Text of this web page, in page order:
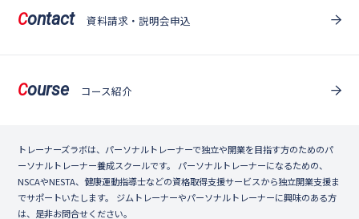
Contact 資料請求・説明会申込
Course コース紹介
トレーナーズラボは、パーソナルトレーナーで独立や開業を目指す方のためのパ
ーソナルトレーナー養成スクールです。 パーソナルトレーナーになるための、
NSCAやNESTA、健康運動指導士などの資格取得支援サービスから独立開業支援ま
でサポートいたします。 ジムトレーナーやパーソナルトレーナーに興味のある方
は、是非お問合せください。